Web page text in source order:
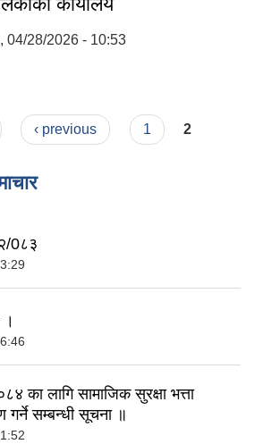
04/28/2026 - 10:53
‹ previous 1 2
0८३
।
का लागि सामाजिक सुरक्षा भत्ता
गर्ने सम्बन्धी सूचना ॥